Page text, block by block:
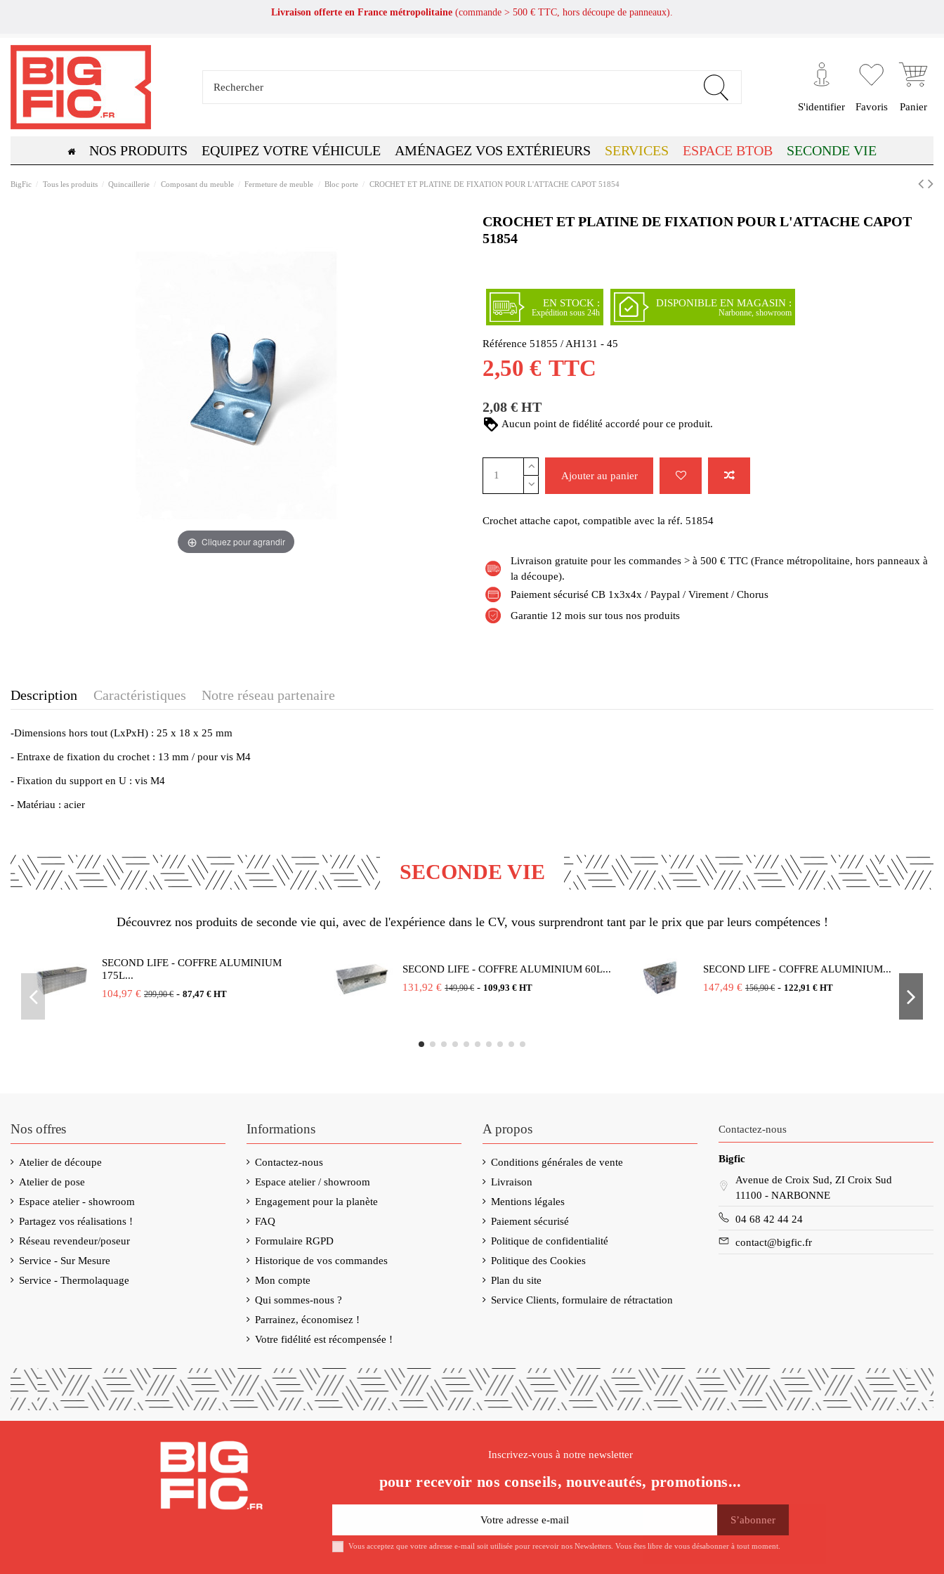
Livraison offerte en France métropolitaine (commande > 500 € TTC, hors découpe de panneaux).
S'identifier Favoris Panier
NOS PRODUITS EQUIPEZ VOTRE VÉHICULE AMÉNAGEZ VOS EXTÉRIEURS SERVICES ESPACE BTOB SECONDE VIE
BigFic Tous les produits Quincaillerie Composant du meuble Fermeture de meuble Bloc porte CROCHET ET PLATINE DE FIXATION POUR L'ATTACHE CAPOT 51854
Cliquez pour agrandir
CROCHET ET PLATINE DE FIXATION POUR L'ATTACHE CAPOT
51854
EN STOCK :
Expédition sous 24h
DISPONIBLE EN MAGASIN :
Narbonne, showroom
Référence 51855 / AH131 - 45
2,50 € TTC
2,08 € HT
Aucun point de fidélité accordé pour ce produit.
Ajouter au panier
Crochet attache capot, compatible avec la réf. 51854
Livraison gratuite pour les commandes > à 500 € TTC (France métropolitaine, hors panneaux à
la découpe).
Paiement sécurisé CB 1x3x4x / Paypal / Virement / Chorus
Garantie 12 mois sur tous nos produits
Description Caractéristiques Notre réseau partenaire
-Dimensions hors tout (LxPxH) : 25 x 18 x 25 mm
- Entraxe de fixation du crochet : 13 mm / pour vis M4
- Fixation du support en U : vis M4
- Matériau : acier
SECONDE VIE
Découvrez nos produits de seconde vie qui, avec de l'expérience dans le CV, vous surprendront tant par le prix que par leurs compétences !
SECOND LIFE - COFFRE ALUMINIUM
175L...
104,97 € 299,90 € - 87,47 € HT
SECOND LIFE - COFFRE ALUMINIUM 60L...
131,92 € 149,90 € - 109,93 € HT
SECOND LIFE - COFFRE ALUMINIUM...
147,49 € 156,90 € - 122,91 € HT
Nos offres
Atelier de découpe
Atelier de pose
Espace atelier - showroom
Partagez vos réalisations !
Réseau revendeur/poseur
Service - Sur Mesure
Service - Thermolaquage
Informations
Contactez-nous
Espace atelier / showroom
Engagement pour la planète
FAQ
Formulaire RGPD
Historique de vos commandes
Mon compte
Qui sommes-nous ?
Parrainez, économisez !
Votre fidélité est récompensée !
A propos
Conditions générales de vente
Livraison
Mentions légales
Paiement sécurisé
Politique de confidentialité
Politique des Cookies
Plan du site
Service Clients, formulaire de rétractation
Contactez-nous
Bigfic
Avenue de Croix Sud, ZI Croix Sud
11100 - NARBONNE
04 68 42 44 24
contact@bigfic.fr
Inscrivez-vous à notre newsletter
pour recevoir nos conseils, nouveautés, promotions...
Vous acceptez que votre adresse e-mail soit utilisée pour recevoir nos Newsletters. Vous êtes libre de vous désabonner à tout moment.